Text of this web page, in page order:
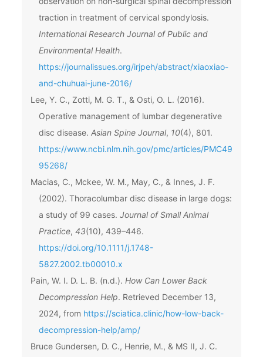
traction in treatment of cervical spondylosis.
International Research Journal of Public and
Environmental Health.
https://journalissues.org/irjpeh/abstract/xiaoxiao-
and-chuhuai-june-2016/
Lee, Y. C., Zotti, M. G. T., & Osti, O. L. (2016).
Operative management of lumbar degenerative
disc disease. Asian Spine Journal, 10(4), 801.
https://www.ncbi.nlm.nih.gov/pmc/articles/PMC49
95268/
Macias, C., Mckee, W. M., May, C., & Innes, J. F.
(2002). Thoracolumbar disc disease in large dogs:
a study of 99 cases. Journal of Small Animal
Practice, 43(10), 439–446.
https://doi.org/10.1111/j.1748-
5827.2002.tb00010.x
Pain, W. I. D. L. B. (n.d.). How Can Lower Back
Decompression Help. Retrieved December 13,
2024, from https://sciatica.clinic/how-low-back-
decompression-help/amp/
Bruce Gundersen, D. C., Henrie, M., & MS II, J. C.